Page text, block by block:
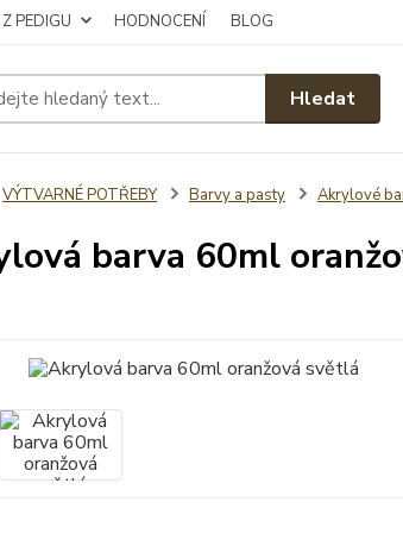
PEDIGU HODNOCENÍ BLOG
Hledat
VÝTVARNÉ POTŘEBY Barvy a pasty Akrylové
barva 60ml